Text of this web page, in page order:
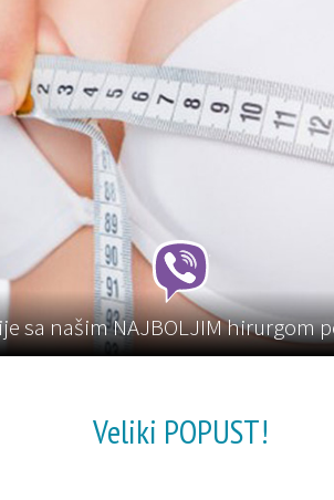
sa našim NAJBOLJIM hirurgom
Veliki POPUST!